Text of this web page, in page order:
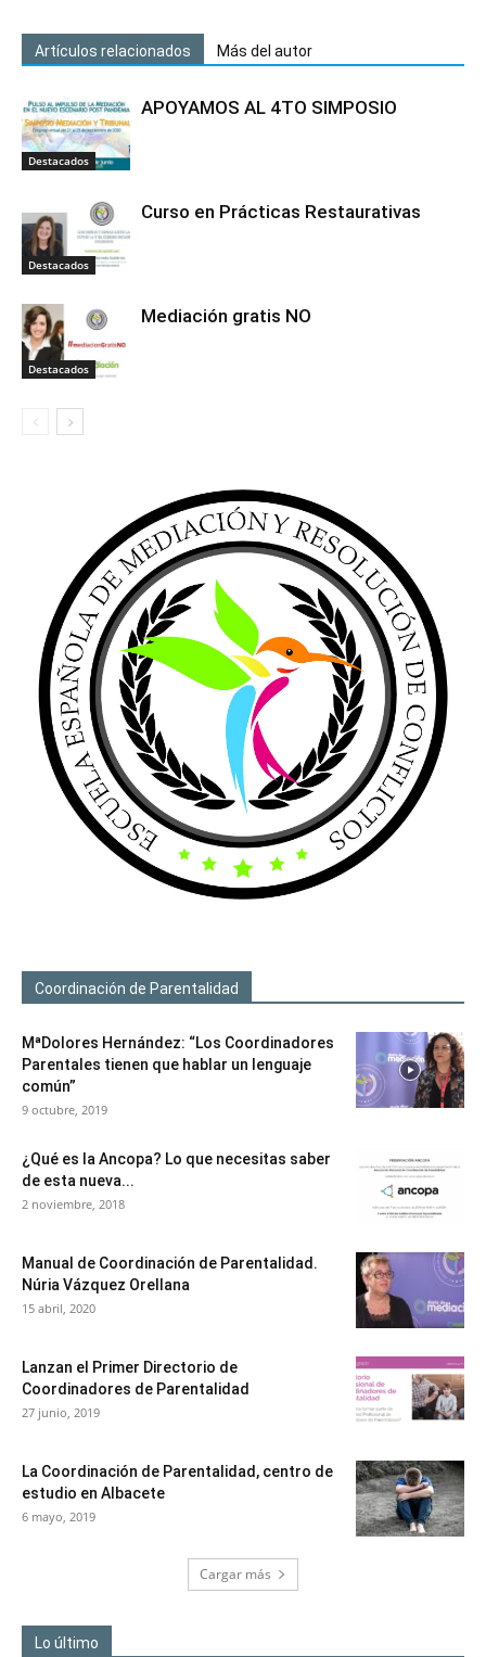
Artículos relacionados Más del autor
Destacados
APOYAMOS AL 4TO SIMPOSIO
Destacados
Curso en Prácticas Restaurativas
Destacados
Mediación gratis NO
Coordinación de Parentalidad
MªDolores Hernández: “Los Coordinadores
Parentales tienen que hablar un lenguaje
común”
9 octubre, 2019
¿Qué es la Ancopa? Lo que necesitas saber
de esta nueva...
2 noviembre, 2018
Manual de Coordinación de Parentalidad.
Núria Vázquez Orellana
15 abril, 2020
Lanzan el Primer Directorio de
Coordinadores de Parentalidad
27 junio, 2019
La Coordinación de Parentalidad, centro de
estudio en Albacete
6 mayo, 2019
Cargar más
Lo último